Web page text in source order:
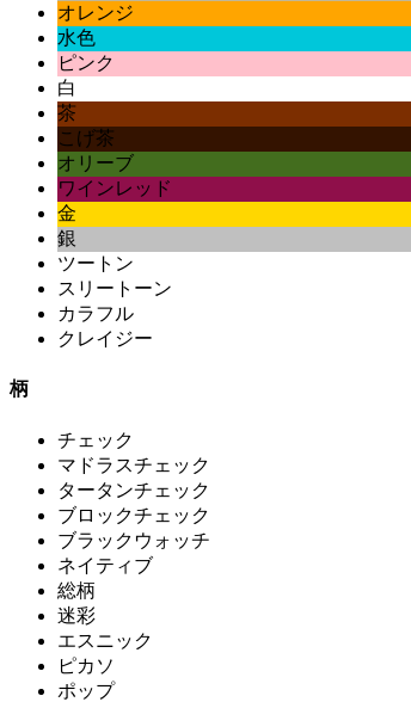
オレンジ
水色
ピンク
白
茶
こげ茶
オリーブ
ワインレッド
金
銀
ツートン
スリートーン
カラフル
クレイジー
柄
チェック
マドラスチェック
タータンチェック
ブロックチェック
ブラックウォッチ
ネイティブ
総柄
迷彩
エスニック
ピカソ
ポップ